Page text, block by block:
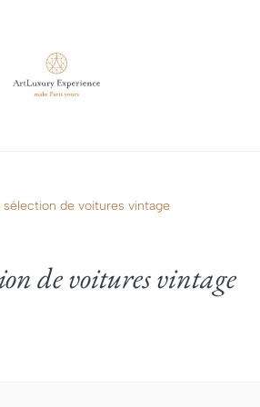
sélection de voitures vintage
de voitures vintage